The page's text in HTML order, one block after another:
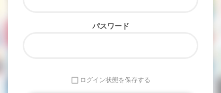
パスワード
ログイン状態を保存する